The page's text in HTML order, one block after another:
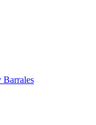
Barrales